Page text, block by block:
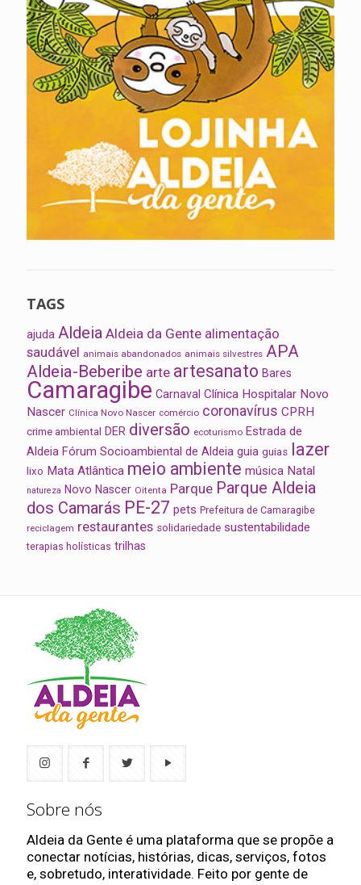
TAGS
ajuda Aldeia Aldeia da Gente alimentação
saudável animais abandonados animais silvestres APA
Aldeia-Beberibe arte artesanato Bares
Camaragibe Carnaval Clínica Hospitalar Novo
Nascer Clínica Novo Nascer comércio coronavírus CPRH
crime ambiental DER diversão ecoturismo Estrada de
Aldeia Fórum Socioambiental de Aldeia guia guias lazer
lixo Mata Atlântica meio ambiente música Natal
natureza Novo Nascer Oitenta Parque Parque Aldeia
dos Camarás PE-27 pets Prefeitura de Camaragibe
reciclagem restaurantes solidariedade sustentabilidade
terapias holísticas trilhas
Sobre nós
Aldeia da Gente é uma plataforma que se propõe a
conectar notícias, histórias, dicas, serviços, fotos
e, sobretudo, interatividade. Feito por gente de